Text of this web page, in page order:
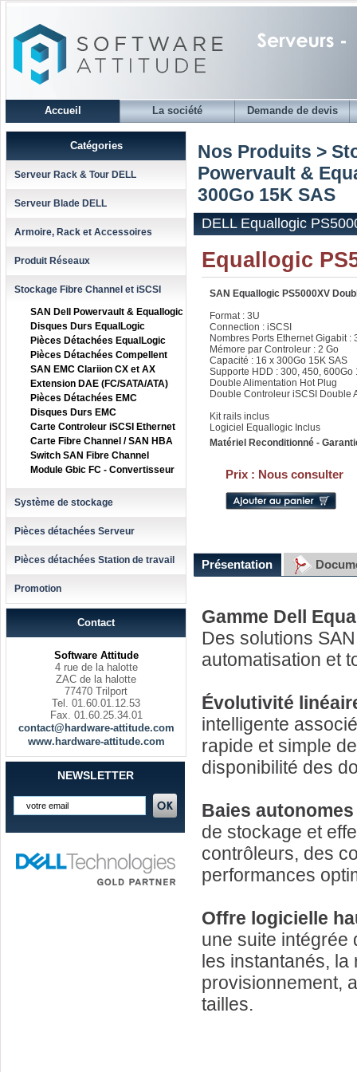
Accueil La société Demande de devis
Catégories
Serveur Rack & Tour DELL
Serveur Blade DELL
Armoire, Rack et Accessoires
Produit Réseaux
Stockage Fibre Channel et iSCSI
SAN Dell Powervault & Equallogic
Disques Durs EqualLogic
Pièces Détachées EqualLogic
Pièces Détachées Compellent
SAN EMC Clariion CX et AX
Extension DAE (FC/SATA/ATA)
Pièces Détachées EMC
Disques Durs EMC
Carte Controleur iSCSI Ethernet
Carte Fibre Channel / SAN HBA
Switch SAN Fibre Channel
Module Gbic FC - Convertisseur
Système de stockage
Pièces détachées Serveur
Pièces détachées Station de travail
Promotion
Contact
Software Attitude
4 rue de la halotte
ZAC de la halotte
77470 Trilport
Tel. 01.60.01.12.53
Fax. 01.60.25.34.01
contact@hardware-attitude.com
www.hardware-attitude.com
NEWSLETTER
Nos Produits >
Powervault &
300Go 15K SAS
DELL Equallogic
Equallogic
SAN Equallogic PS5000XV
Format : 3U
Connection : iSCSI
Nombres Ports Ethernet Gigabit :
Mémore par Controleur : 2 Go
Capacité : 16 x 300Go 15K SAS
Supporte HDD : 300, 450, 600Go
Double Alimentation Hot Plug
Double Controleur iSCSI Double
Kit rails inclus
Logiciel Equallogic Inclus
Matériel Reconditionné -
Prix : Nous consulter
Présentation
Gamme Dell
Des solutions
automatisation et
Évolutivité
intelligente
rapide et simple
disponibilité des
Baies
de stockage et
contrôleurs, des
performances
Offre logicielle
une suite intégrée
les instantanés, la
provisionnement,
tailles.